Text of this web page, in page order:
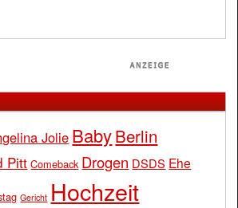
Jolie BabyBerlin
Pitt Comeback Drogen DSDS Ehe
Gericht Hochzeit